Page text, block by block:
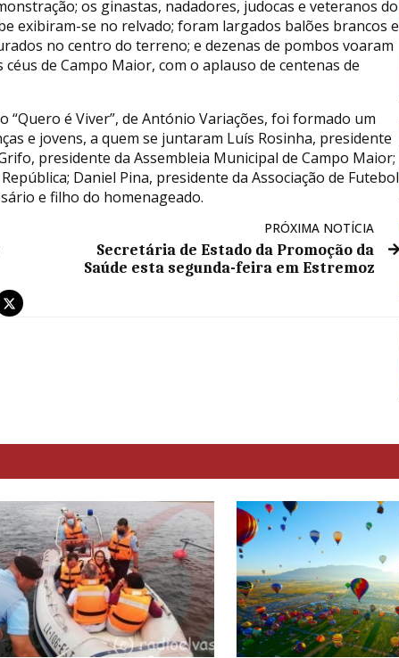
os ginastas, nadadores, judocas e veteranos do
exibiram-se no relvado; foram largados balões brancos e
no centro do terreno; e dezenas de pombos voaram
céus de Campo Maior, com o aplauso de centenas de
“Quero é Viver”, de António Variações, foi formado um
e jovens, a quem se juntaram Luís Rosinha, presidente
presidente da Assembleia Municipal de Campo Maior;
Daniel Pina, presidente da Associação de Futebol
e filho do homenageado.
PRÓXIMA NOTÍCIA
Secretária de Estado da Promoção da
Saúde esta segunda-feira em Estremoz